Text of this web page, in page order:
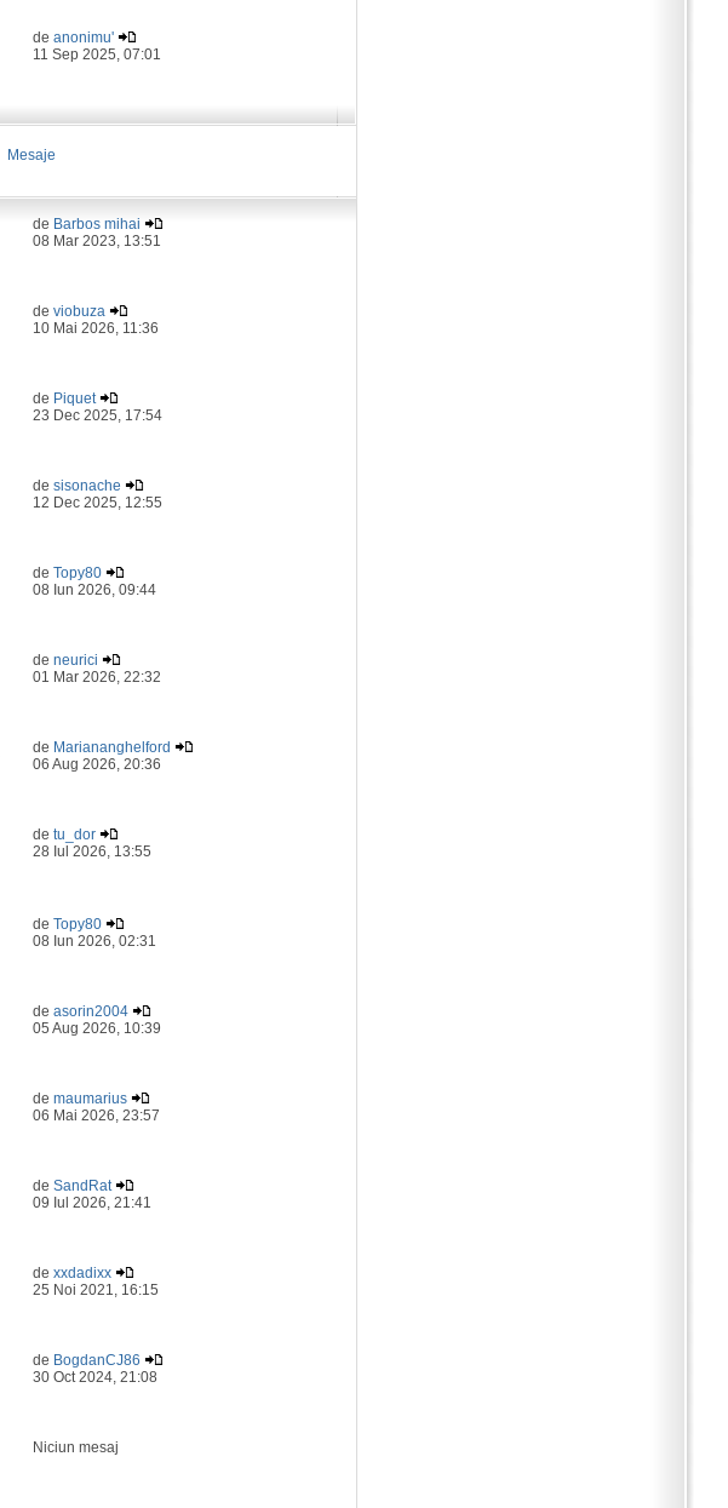
deanonimu'
11 Sep 2025, 07:01
Mesaje
de Barbos mihai
08 Mar 2023, 13:51
deviobuza
10 Mai 2026, 11:36
de Piquet
23 Dec 2025, 17:54
desisonache
12 Dec 2025, 12:55
deTopy80
08 Iun 2026, 09:44
deneurici
01 Mar 2026, 22:32
de Mariananghelford
06 Aug 2026, 20:36
detu_dor
28 Iul 2026, 13:55
deTopy80
08 Iun 2026, 02:31
deasorin2004
05 Aug 2026, 10:39
demaumarius
06 Mai 2026, 23:57
deSandRat
09 Iul 2026, 21:41
dexxdadixx
25 Noi 2021, 16:15
de BogdanCJ86
30 Oct 2024, 21:08
Niciun mesaj